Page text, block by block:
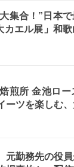
集合！”日本
エル展」和歌
煎所 金池ロー
ーツを楽しむ
元勤務先の役